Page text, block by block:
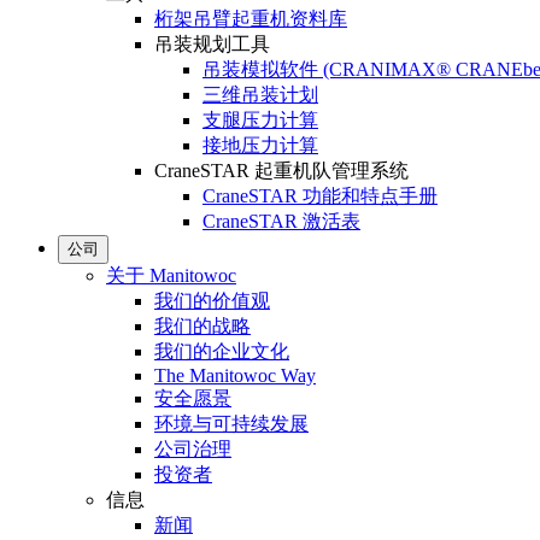
桁架吊臂起重机资料库
吊装规划工具
吊装模拟软件 (CRANIMAX®
三维吊装计划
支腿压力计算
接地压力计算
CraneSTAR 起重机队管理系统
CraneSTAR 功能和特点手册
CraneSTAR 激活表
公司
关于 Manitowoc
我们的价值观
我们的战略
我们的企业文化
The Manitowoc Way
安全愿景
环境与可持续发展
公司治理
投资者
信息
新闻